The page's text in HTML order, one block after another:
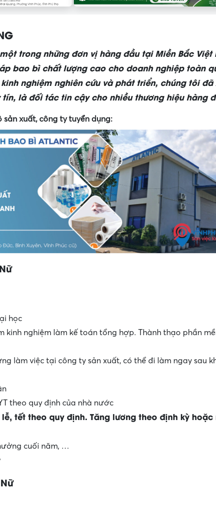
trong những đơn vị hàng đầu tại Miền Bắc Việt
bao bì chất lượng cao cho doanh nghiệp toàn
nghiệm nghiên cứu và phát triển, chúng tôi đã
là đối tác tin cậy cho nhiều thương hiệu hàng
sản xuất, công ty tuyển dụng:
học
kinh nghiệm làm kế toán tổng hợp. Thành thạo phần
làm việc tại công ty sản xuất, có thể đi làm ngay sau
theo quy định của nhà nước
tết theo quy định. Tăng lương theo định kỳ hoặc
cuối năm, …